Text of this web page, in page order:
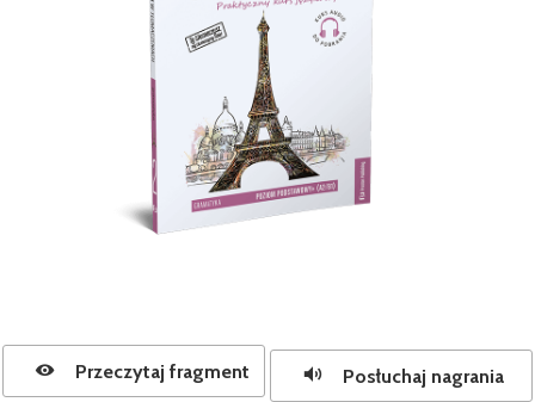
Przeczytaj fragment Posłuchaj nagrania